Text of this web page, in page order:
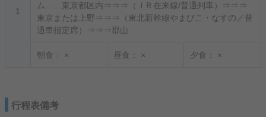
1
ム……東京都区内⇒⇒⇒（ＪＲ在来線/普通列車）⇒⇒⇒
東京または上野⇒⇒⇒（東北新幹線やまびこ・なすの／普
通車指定席）⇒⇒⇒郡山
朝食： × 昼食： × 夕食： ×
行程表備考